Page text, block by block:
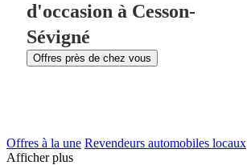
d'occasion à Cesson-
Sévigné
Offres près de chez vous
Offres à la une Revendeurs automobiles locaux
Afficher plus